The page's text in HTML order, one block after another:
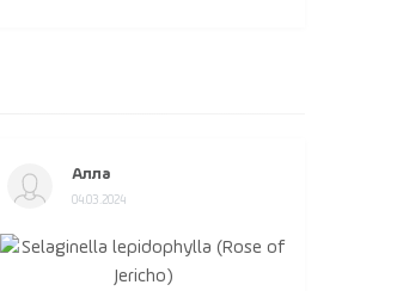
Алла
04.03.2024